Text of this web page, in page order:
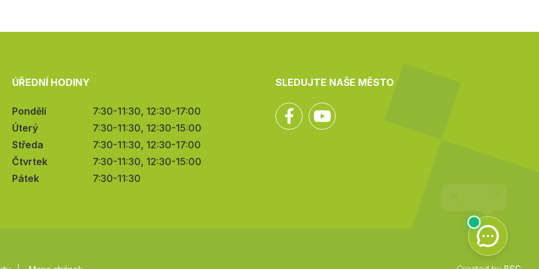
ÚŘEDNÍ HODINY
Pondělí
7:30-11:30, 12:30-17:00
Úterý
7:30-11:30, 12:30-15:00
Středa
7:30-11:30, 12:30-17:00
Čtvrtek
7:30-11:30, 12:30-15:00
Pátek
7:30-11:30
SLEDUJTE NAŠE MĚSTO
Facebook